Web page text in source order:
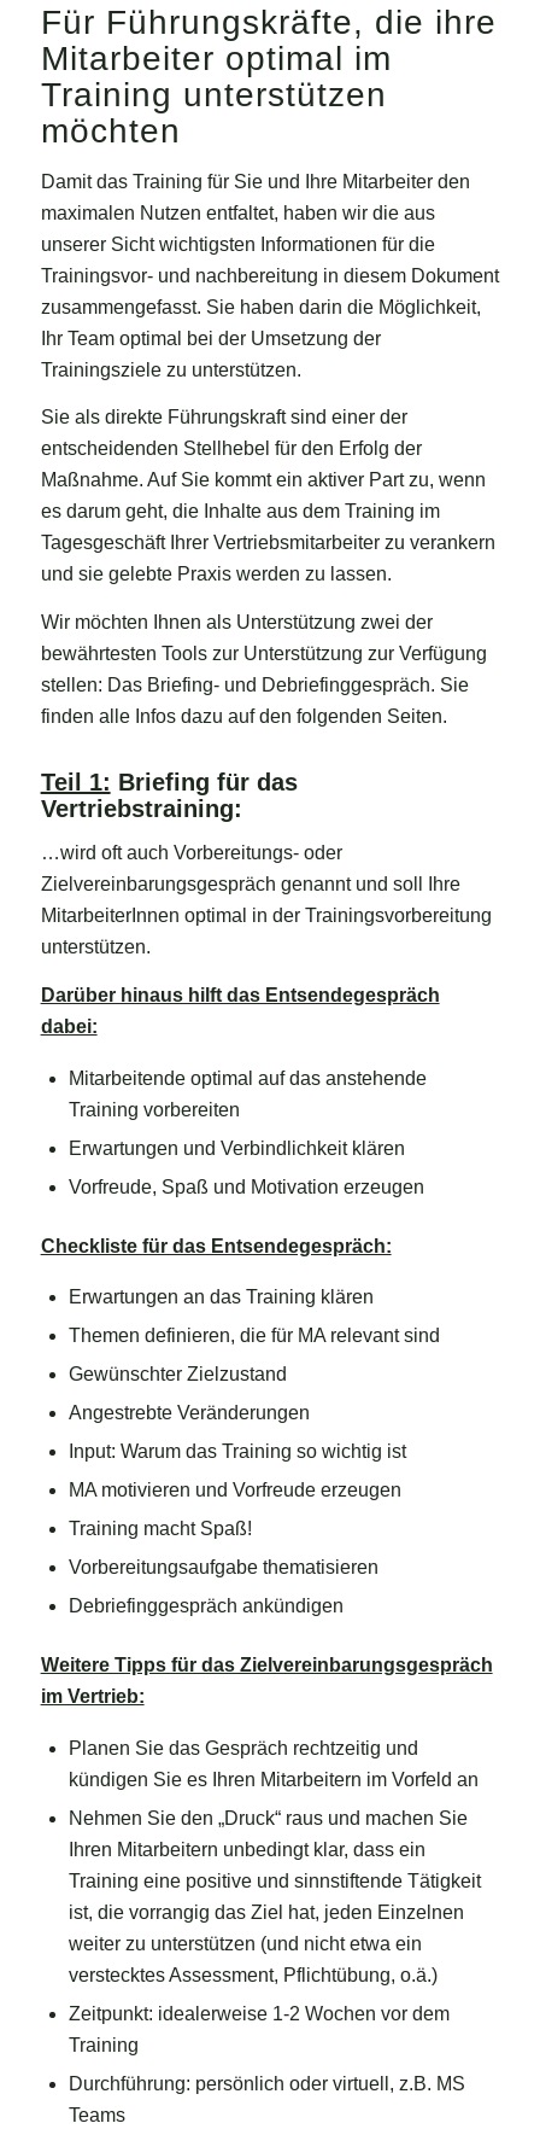
Für Führungskräfte, die ihre
Mitarbeiter optimal im
Training unterstützen
möchten
Damit das Training für Sie und Ihre Mitarbeiter den
maximalen Nutzen entfaltet, haben wir die aus
unserer Sicht wichtigsten Informationen für die
Trainingsvor- und nachbereitung in diesem Dokument
zusammengefasst. Sie haben darin die Möglichkeit,
Ihr Team optimal bei der Umsetzung der
Trainingsziele zu unterstützen.
Sie als direkte Führungskraft sind einer der
entscheidenden Stellhebel für den Erfolg der
Maßnahme. Auf Sie kommt ein aktiver Part zu, wenn
es darum geht, die Inhalte aus dem Training im
Tagesgeschäft Ihrer Vertriebsmitarbeiter zu verankern
und sie gelebte Praxis werden zu lassen.
Wir möchten Ihnen als Unterstützung zwei der
bewährtesten Tools zur Unterstützung zur Verfügung
stellen: Das Briefing- und Debriefinggespräch. Sie
finden alle Infos dazu auf den folgenden Seiten.
Teil 1: Briefing für das
Vertriebstraining:
…wird oft auch Vorbereitungs- oder
Zielvereinbarungsgespräch genannt und soll Ihre
MitarbeiterInnen optimal in der Trainingsvorbereitung
unterstützen.
Darüber hinaus hilft das Entsendegespräch
dabei:
Mitarbeitende optimal auf das anstehende
Training vorbereiten
Erwartungen und Verbindlichkeit klären
Vorfreude, Spaß und Motivation erzeugen
Checkliste für das Entsendegespräch:
Erwartungen an das Training klären
Themen definieren, die für MA relevant sind
Gewünschter Zielzustand
Angestrebte Veränderungen
Input: Warum das Training so wichtig ist
MA motivieren und Vorfreude erzeugen
Training macht Spaß!
Vorbereitungsaufgabe thematisieren
Debriefinggespräch ankündigen
Weitere Tipps für das Zielvereinbarungsgespräch
im Vertrieb:
Planen Sie das Gespräch rechtzeitig und
kündigen Sie es Ihren Mitarbeitern im Vorfeld an
Nehmen Sie den „Druck“ raus und machen Sie
Ihren Mitarbeitern unbedingt klar, dass ein
Training eine positive und sinnstiftende Tätigkeit
ist, die vorrangig das Ziel hat, jeden Einzelnen
weiter zu unterstützen (und nicht etwa ein
verstecktes Assessment, Pflichtübung, o.ä.)
Zeitpunkt: idealerweise 1-2 Wochen vor dem
Training
Durchführung: persönlich oder virtuell, z.B. MS
Teams